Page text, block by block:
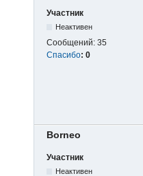
Участник
Неактивен
Сообщений: 35
Спасибо: 0
Borneo
Участник
Неактивен